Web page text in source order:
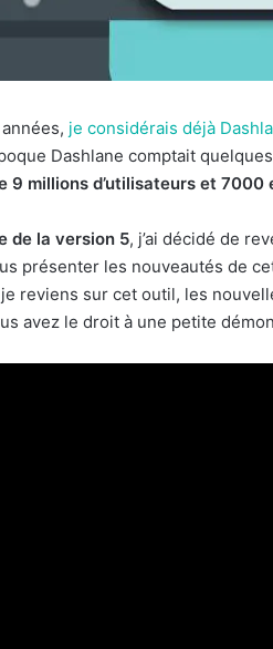
je considérais déjà
Dashlane comptait
9 millions d’utilisateurs et
de la version 5, j’ai décidé de
présenter les nouveautés de
reviens sur cet outil, les
avez le droit à une petite